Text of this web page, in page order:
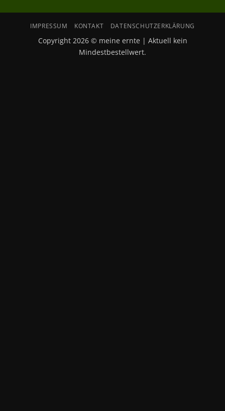
IMPRESSUM KONTAKT DATENSCHUTZERKLÄRUNG
Copyright 2026 © meine ernte | Aktuell kein
Mindestbestellwert.